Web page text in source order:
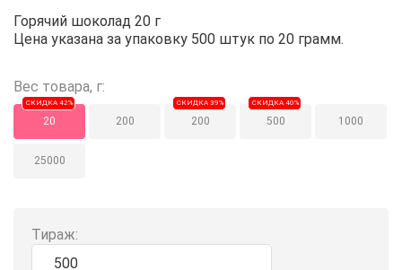
Горячий шоколад 20 г
Горячий шоколад 20 г
Цена указана за упаковку 500 штук по 20 грамм.
Вес товара, г:
СКИДКА 42%
20 200
СКИДКА 39%
200
СКИДКА 40%
500 1000
25000
Тираж: